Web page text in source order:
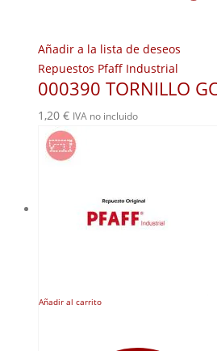
Añadir a la lista de deseos
Repuestos Pfaff Industrial
000390 TORNILLO
1,20 € IVA no incluido
Añadir al carrito